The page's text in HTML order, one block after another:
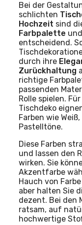
Bei der
schlichten
Hochzeit sind
Farbpalette
entscheidend.
durch ihre
Zurückhaltung
richtige
passenden
Rolle spielen.
Tischdeko
Farben wie
Pastelltöne.
Diese Farben
und lassen den
wirken. Sie
Akzentfarbe
Hauch von
aber halten Sie
dezent. Bei den
ratsam, auf
hochwertige